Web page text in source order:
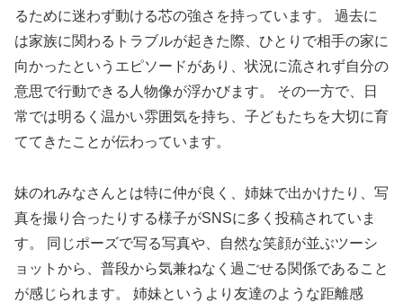
るために迷わず動ける芯の強さを持っています。 過去に
は家族に関わるトラブルが起きた際、ひとりで相手の家に
向かったというエピソードがあり、状況に流されず自分の
意思で行動できる人物像が浮かびます。 その一方で、日
常では明るく温かい雰囲気を持ち、子どもたちを大切に育
ててきたことが伝わっています。
妹のれみなさんとは特に仲が良く、姉妹で出かけたり、写
真を撮り合ったりする様子がSNSに多く投稿されていま
す。 同じポーズで写る写真や、自然な笑顔が並ぶツーシ
ョットから、普段から気兼ねなく過ごせる関係であること
が感じられます。 姉妹というより友達のような距離感